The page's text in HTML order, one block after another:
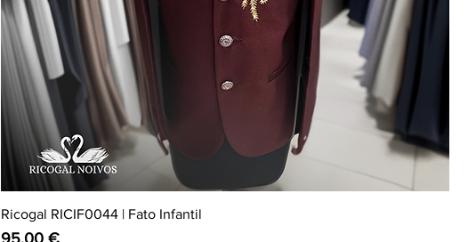
Ricogal RICIF0044 | Fato Infantil
Preço